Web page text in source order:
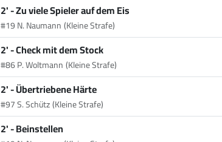
2' -Zu viele Spieler auf dem Eis
#19 N. Naumann(Kleine Strafe)
2' -Check mit dem Stock
#86 P. Woltmann(Kleine Strafe)
2' -Übertriebene Härte
#97 S. Schütz(Kleine Strafe)
2' -Beinstellen